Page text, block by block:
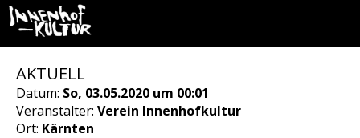
AKTUELL
Datum: So, 03.05.2020 um 00:01
Veranstalter: Verein Innenhofkultur
Ort: Kärnten